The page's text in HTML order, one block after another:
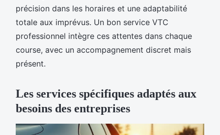
précision dans les horaires et une adaptabilité
totale aux imprévus. Un bon service VTC
professionnel intègre ces attentes dans chaque
course, avec un accompagnement discret mais
présent.
Les services spécifiques adaptés aux
besoins des entreprises